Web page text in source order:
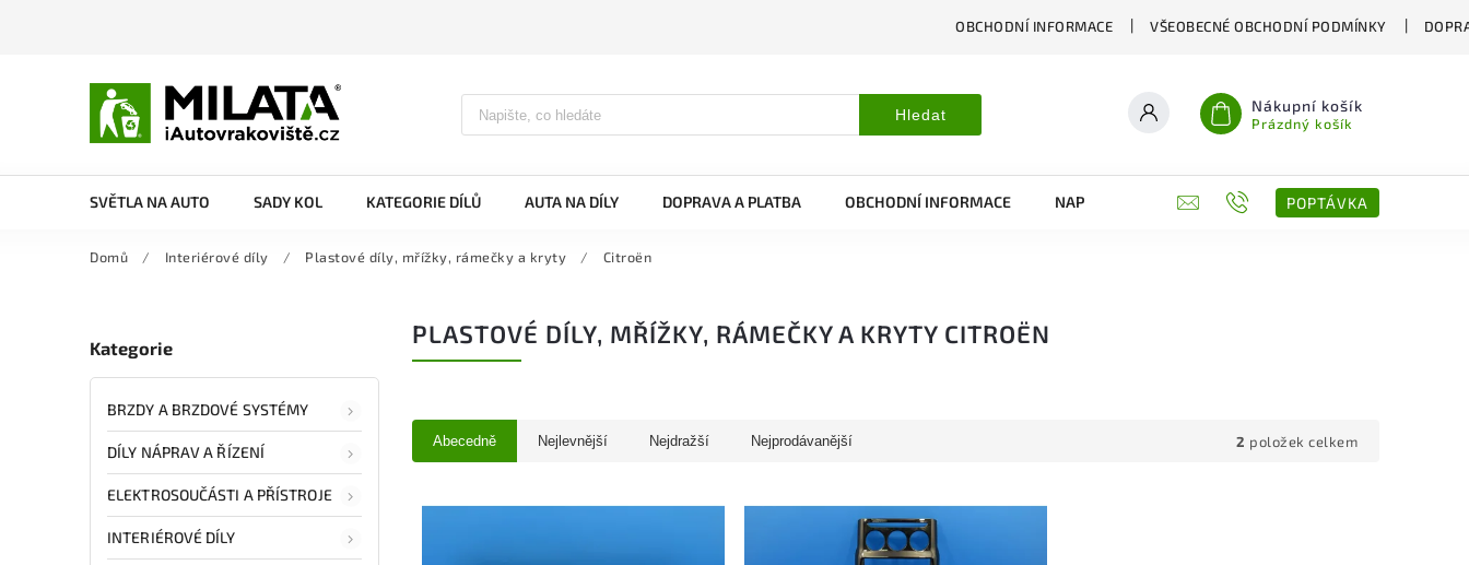
OBCHODNÍ INFORMACE VŠEOBECNÉ OBCHODNÍ PODMÍNKY
Hledat Nákupní košík
Prázdný košík
SVĚTLA NA AUTO SADY KOL KATEGORIE DÍLŮ AUTA NA DÍLY DOPRAVA A PLATBA OBCHODNÍ INFORMACE NAPIŠTE NÁM KONTAKTY POPTÁVKA
Domů / Interiérové díly / Plastové díly, mřížky, rámečky a kryty / Citroën
Kategorie
BRZDY A BRZDOVÉ SYSTÉMY
DÍLY NÁPRAV A ŘÍZENÍ
ELEKTROSOUČÁSTI A PŘÍSTROJE
INTERIÉROVÉ DÍLY
PLASTOVÉ DÍLY, MŘÍŽKY, RÁMEČKY A KRYTY CITROËN
Abecedně Nejlevnější Nejdražší Nejprodávanější 2 položek celkem